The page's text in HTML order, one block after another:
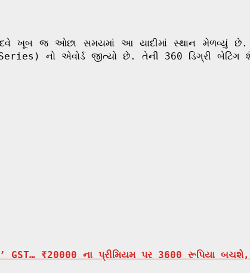
ખૂબ જ ઓછા સમયમાં આ યાદીમાં સ્થાન મેળવ્યું છે.
નો એવોર્ડ જીત્યો છે. તેની 360 ડિગ્રી બેટિંગ
GST… ₹20000 ના પ્રીમિયમ પર 3600 રૂપિયા